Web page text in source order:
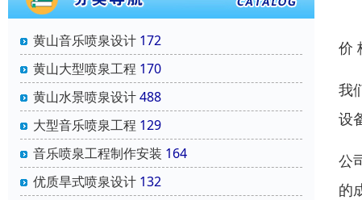
黄山音乐喷泉设计 172
黄山大型喷泉工程 170
黄山水景喷泉设计488
大型音乐喷泉工程 129
音乐喷泉工程制作安装 164
优质旱式喷泉设计 132
价
我
设
公
的